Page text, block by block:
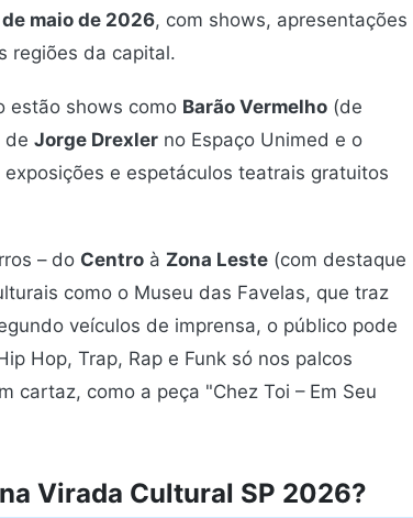
maio de 2026, com shows, apresentações
regiões da capital.
estão shows como Barão Vermelho (de
de Jorge Drexler no Espaço Unimed e o
e espetáculos teatrais gratuitos
– do Centro à Zona Leste (com destaque
como o Museu das Favelas, que traz
veículos de imprensa, o público pode
Hop, Trap, Rap e Funk só nos palcos
cartaz, como a peça "Chez Toi – Em Seu
Virada Cultural SP 2026?